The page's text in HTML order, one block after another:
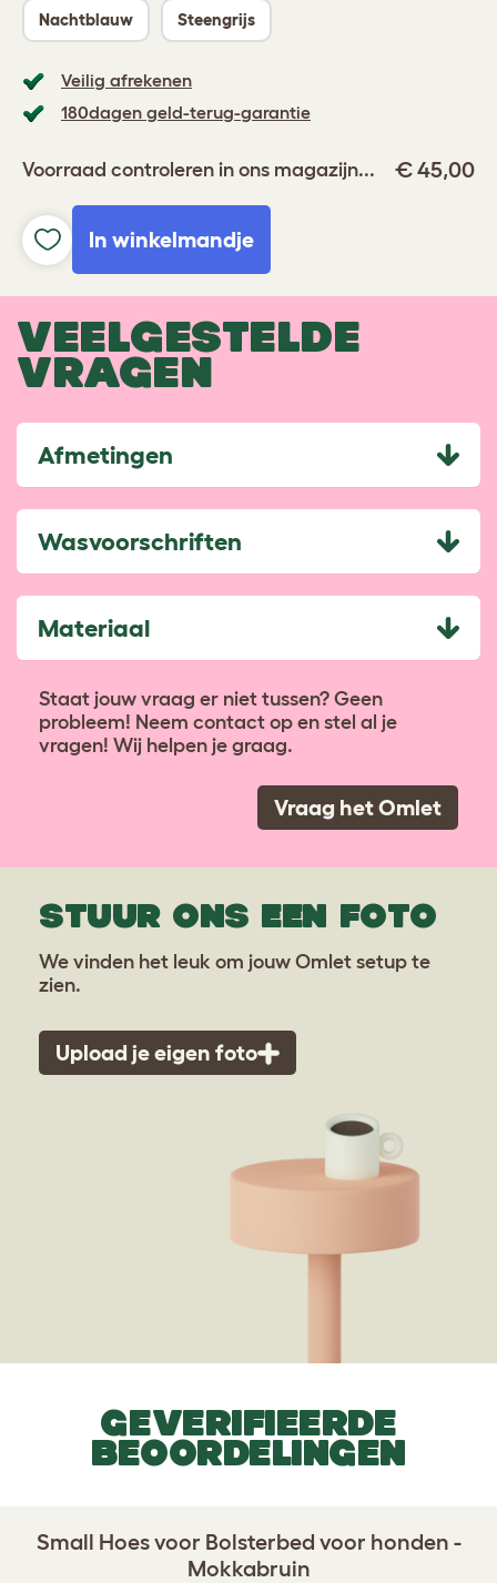
Nachtblauw Steengrijs
Veilig afrekenen
180dagen geld-terug-garantie
Voorraad controleren in ons magazijn... € 45,00
In winkelmandje
VEELGESTELDE
VRAGEN
Afmetingen
Wasvoorschriften
Materiaal
Staat jouw vraag er niet tussen? Geen
probleem! Neem contact op en stel al je
vragen! Wij helpen je graag.
Vraag het Omlet
STUUR ONS EEN FOTO
We vinden het leuk om jouw Omlet setup te
zien.
Upload je eigen foto
GEVERIFIEERDE
BEOORDELINGEN
Small Hoes voor Bolsterbed voor honden -
Mokkabruin